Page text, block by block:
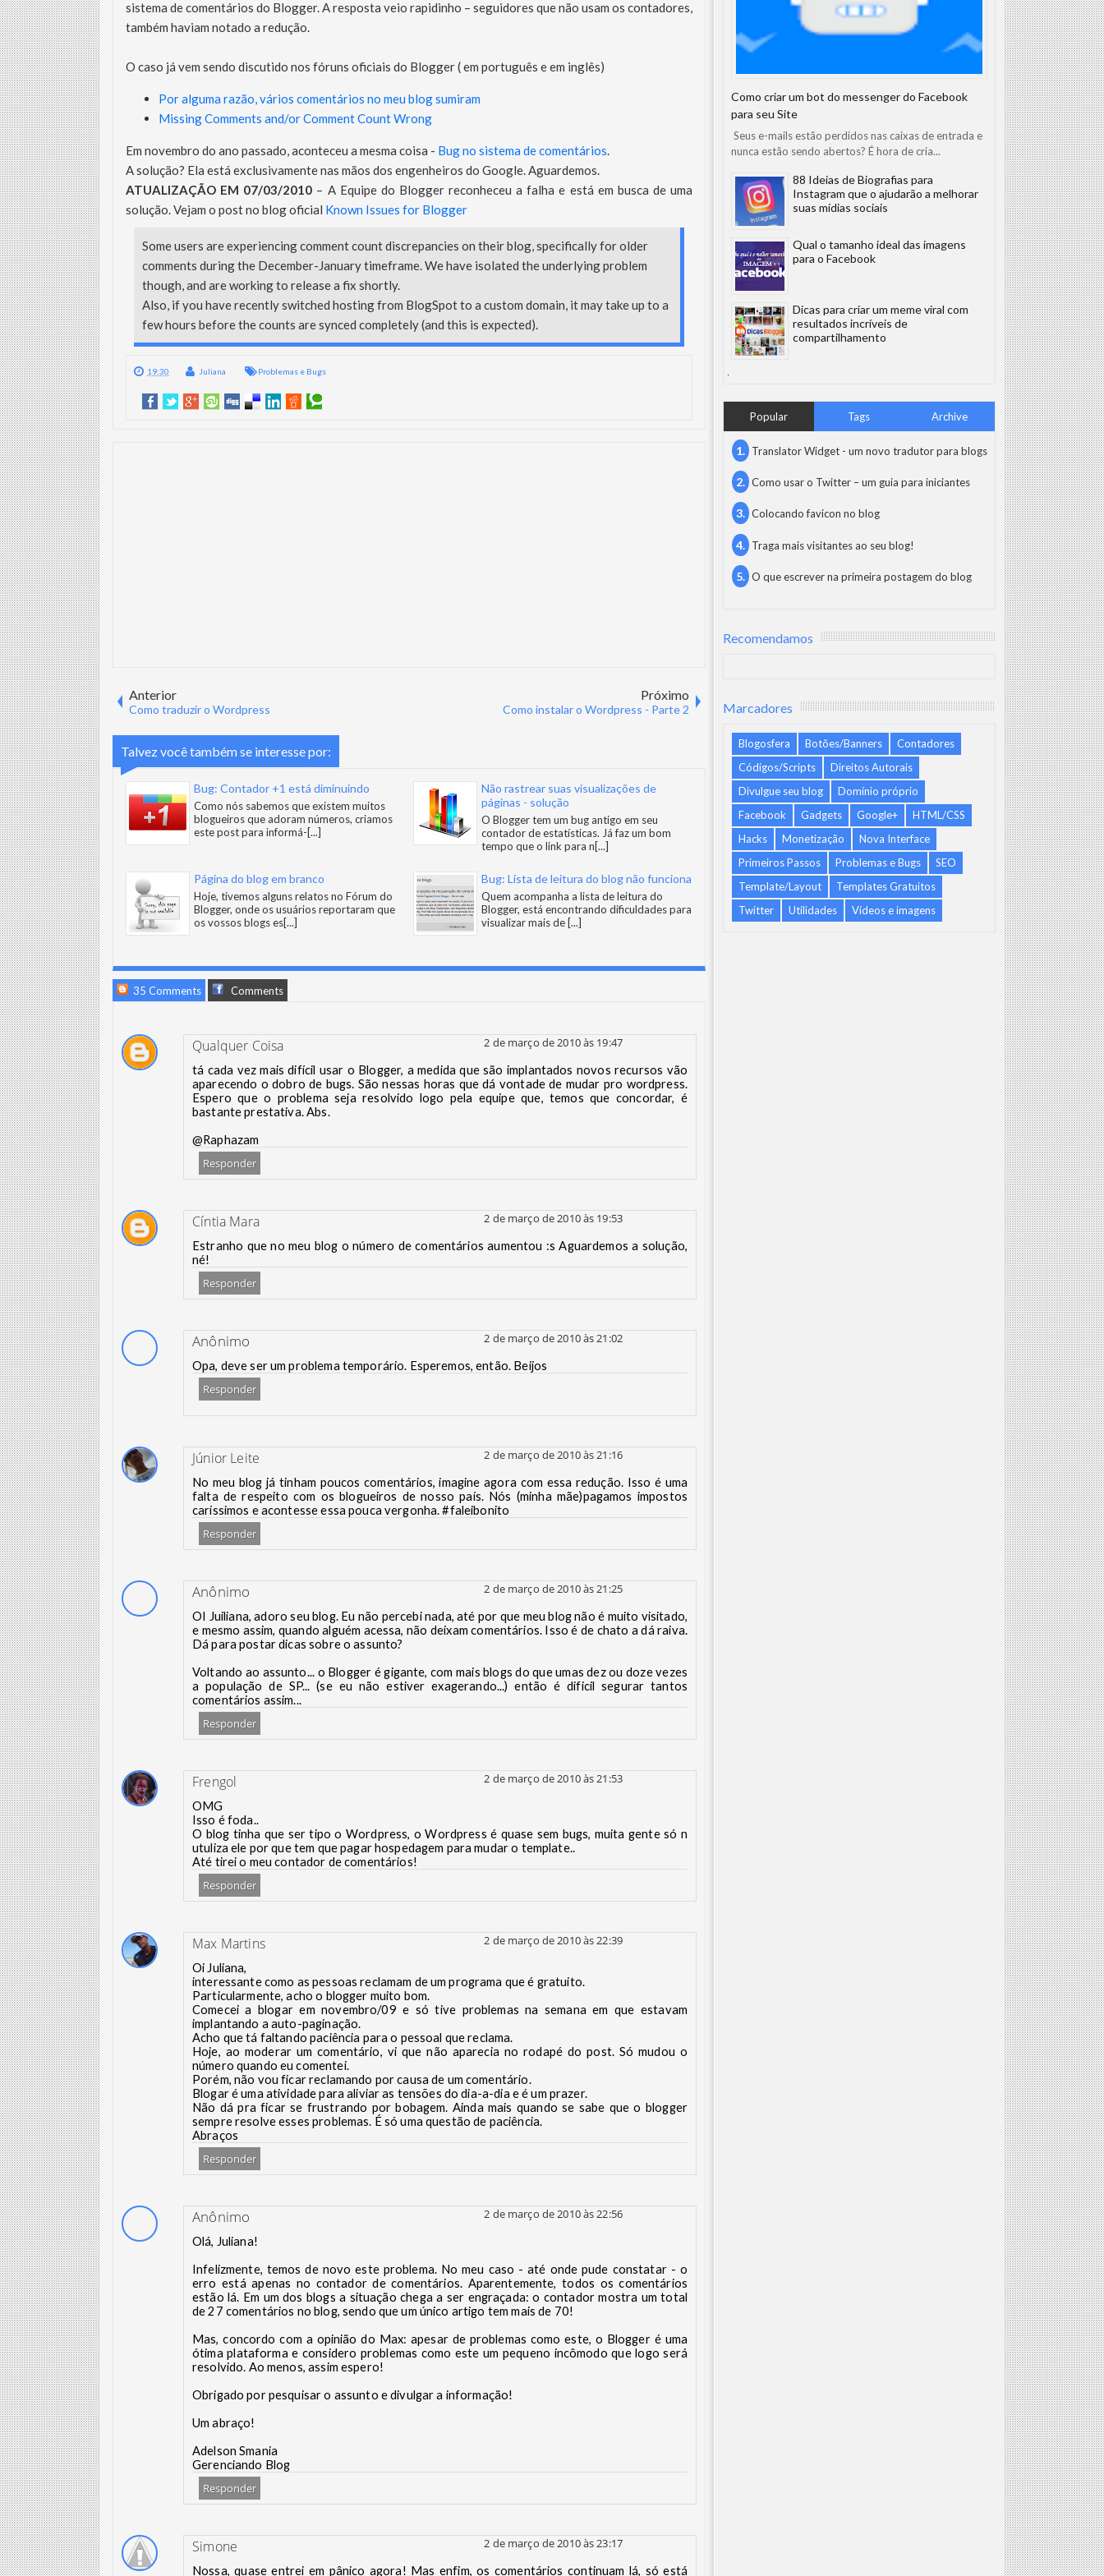
sistema de comentários do Blogger. A resposta veio rapidinho – seguidores que não usam os contadores,
também haviam notado a redução.
O caso já vem sendo discutido nos fóruns oficiais do Blogger ( em português e em inglês)
Por alguma razão, vários comentários no meu blog sumiram
Missing Comments and/or Comment Count Wrong
Em novembro do ano passado, aconteceu a mesma coisa - Bug no sistema de comentários.
A solução? Ela está exclusivamente nas mãos dos engenheiros do Google. Aguardemos.
ATUALIZAÇÃO EM 07/03/2010 – A Equipe do Blogger reconheceu a falha e está em busca de uma
solução. Vejam o post no blog oficial Known Issues for Blogger
Some users are experiencing comment count discrepancies on their blog, specifically for older
comments during the December-January timeframe. We have isolated the underlying problem
though, and are working to release a fix shortly.
Also, if you have recently switched hosting from BlogSpot to a custom domain, it may take up to a
few hours before the counts are synced completely (and this is expected).
19:30 Juliana Problemas e Bugs
Anterior
Como traduzir o Wordpress
Próximo
Como instalar o Wordpress - Parte 2
Talvez você também se interesse por:
Bug: Contador +1 está diminuindo
Como nós sabemos que existem muitos
blogueiros que adoram números, criamos
este post para informá-[...]
Não rastrear suas visualizações de
páginas - solução
O Blogger tem um bug antigo em seu
contador de estatísticas. Já faz um bom
tempo que o link para n[...]
Página do blog em branco
Hoje, tivemos alguns relatos no Fórum do
Blogger, onde os usuários reportaram que
os vossos blogs es[...]
Bug: Lista de leitura do blog não funciona
Quem acompanha a lista de leitura do
Blogger, está encontrando dificuldades para
visualizar mais de [...]
35 Comments Comments
Qualquer Coisa 2 de março de 2010 às 19:47
tá cada vez mais difícil usar o Blogger, a medida que são implantados novos recursos vão
aparecendo o dobro de bugs. São nessas horas que dá vontade de mudar pro wordpress.
Espero que o problema seja resolvido logo pela equipe que, temos que concordar, é
bastante prestativa. Abs.
@Raphazam
Responder
Cíntia Mara 2 de março de 2010 às 19:53
Estranho que no meu blog o número de comentários aumentou :s Aguardemos a solução,
né!
Responder
Anônimo 2 de março de 2010 às 21:02
Opa, deve ser um problema temporário. Esperemos, então. Beijos
Responder
Júnior Leite 2 de março de 2010 às 21:16
No meu blog já tinham poucos comentários, imagine agora com essa redução. Isso é uma
falta de respeito com os blogueiros de nosso país. Nós (minha mãe)pagamos impostos
caríssimos e acontesse essa pouca vergonha. #faleibonito
Responder
Anônimo 2 de março de 2010 às 21:25
OI Juiliana, adoro seu blog. Eu não percebi nada, até por que meu blog não é muito visitado,
e mesmo assim, quando alguém acessa, não deixam comentários. Isso é de chato a dá raiva.
Dá para postar dicas sobre o assunto?
Voltando ao assunto... o Blogger é gigante, com mais blogs do que umas dez ou doze vezes
a população de SP... (se eu não estiver exagerando...) então é dificil segurar tantos
comentários assim...
Responder
Frengol 2 de março de 2010 às 21:53
OMG
Isso é foda..
O blog tinha que ser tipo o Wordpress, o Wordpress é quase sem bugs, muita gente só n
utuliza ele por que tem que pagar hospedagem para mudar o template..
Até tirei o meu contador de comentários!
Responder
Max Martins 2 de março de 2010 às 22:39
Oi Juliana,
interessante como as pessoas reclamam de um programa que é gratuito.
Particularmente, acho o blogger muito bom.
Comecei a blogar em novembro/09 e só tive problemas na semana em que estavam
implantando a auto-paginação.
Acho que tá faltando paciência para o pessoal que reclama.
Hoje, ao moderar um comentário, vi que não aparecia no rodapé do post. Só mudou o
número quando eu comentei.
Porém, não vou ficar reclamando por causa de um comentário.
Blogar é uma atividade para aliviar as tensões do dia-a-dia e é um prazer.
Não dá pra ficar se frustrando por bobagem. Ainda mais quando se sabe que o blogger
sempre resolve esses problemas. É só uma questão de paciência.
Abraços
Responder
Anônimo 2 de março de 2010 às 22:56
Olá, Juliana!
Infelizmente, temos de novo este problema. No meu caso - até onde pude constatar - o
erro está apenas no contador de comentários. Aparentemente, todos os comentários
estão lá. Em um dos blogs a situação chega a ser engraçada: o contador mostra um total
de 27 comentários no blog, sendo que um único artigo tem mais de 70!
Mas, concordo com a opinião do Max: apesar de problemas como este, o Blogger é uma
ótima plataforma e considero problemas como este um pequeno incômodo que logo será
resolvido. Ao menos, assim espero!
Obrigado por pesquisar o assunto e divulgar a informação!
Um abraço!
Adelson Smania
Gerenciando Blog
Responder
Simone 2 de março de 2010 às 23:17
Nossa, quase entrei em pânico agora! Mas enfim, os comentários continuam lá, só está
Como criar um bot do messenger do Facebook
para seu Site
Seus e-mails estão perdidos nas caixas de entrada e
nunca estão sendo abertos? É hora de cria...
88 Ideias de Biografias para
Instagram que o ajudarão a melhorar
suas mídias sociais
Qual o tamanho ideal das imagens
para o Facebook
Dicas para criar um meme viral com
resultados incríveis de
compartilhamento
Popular Tags Archive
Translator Widget - um novo tradutor para blogs
Como usar o Twitter – um guia para iniciantes
Colocando favicon no blog
Traga mais visitantes ao seu blog!
O que escrever na primeira postagem do blog
Recomendamos
Marcadores
Blogosfera Botões/Banners
Contadores
Códigos/Scripts
Direitos Autorais
Divulgue seu blog
Domínio próprio
Facebook
Gadgets Google+
HTML/CSS
Hacks
Monetização
Nova Interface
Primeiros Passos
Problemas e Bugs
SEO
Template/Layout
Templates Gratuitos
Twitter
Utilidades Vídeos e imagens